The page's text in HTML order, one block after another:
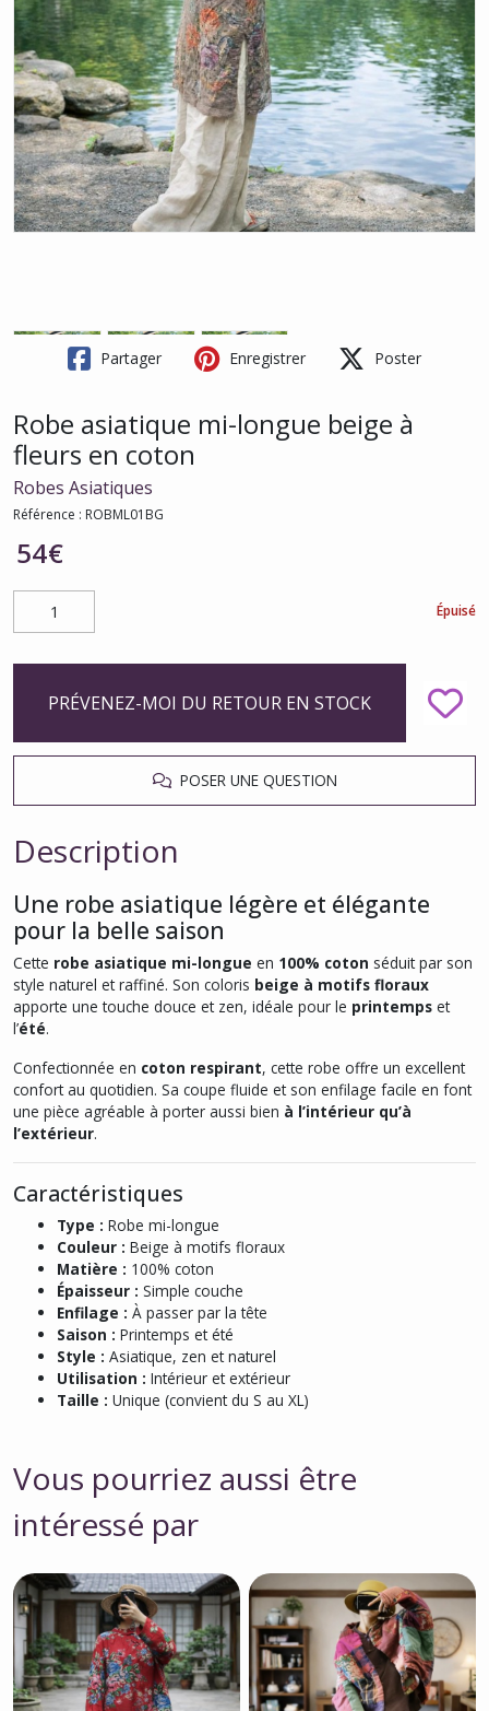
Partager Enregistrer Poster
Robe asiatique mi-longue beige à
fleurs en coton
Robes Asiatiques
Référence : ROBML01BG
54€
Épuisé
PRÉVENEZ-MOI DU RETOUR EN STOCK
POSER UNE QUESTION
Description
Une robe asiatique légère et élégante
pour la belle saison
Cette robe asiatique mi-longue en 100% coton séduit par son
style naturel et raffiné. Son coloris beige à motifs floraux
apporte une touche douce et zen, idéale pour le printemps et
l’été.
Confectionnée en coton respirant, cette robe offre un excellent
confort au quotidien. Sa coupe fluide et son enfilage facile en font
une pièce agréable à porter aussi bien à l’intérieur qu’à
l’extérieur.
Caractéristiques
Type : Robe mi-longue
Couleur : Beige à motifs floraux
Matière : 100% coton
Épaisseur : Simple couche
Enfilage : À passer par la tête
Saison : Printemps et été
Style : Asiatique, zen et naturel
Utilisation : Intérieur et extérieur
Taille : Unique (convient du S au XL)
Vous pourriez aussi être
intéressé par